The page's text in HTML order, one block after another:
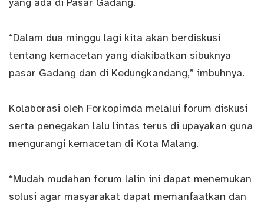
“Dalam dua minggu lagi kita akan berdiskusi
tentang kemacetan yang diakibatkan sibuknya
pasar Gadang dan di Kedungkandang,” imbuhnya.
Kolaborasi oleh Forkopimda melalui forum diskusi
serta penegakan lalu lintas terus di upayakan guna
mengurangi kemacetan di Kota Malang.
“Mudah mudahan forum lalin ini dapat menemukan
solusi agar masyarakat dapat memanfaatkan dan